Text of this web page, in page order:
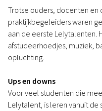
Trotse ouders, docenten en
praktijkbegeleiders waren
aan de eerste Lelytalenten.
afstudeerhoedjes, muziek,
opluchting.
Ups en downs
Voor veel studenten die
Lelytalent, is leren vanuit